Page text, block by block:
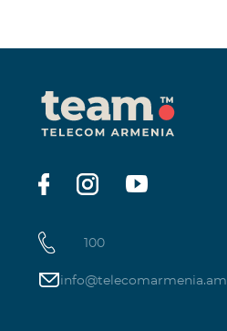
100
info@telecomarmenia.am